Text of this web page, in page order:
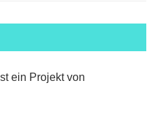
ein Projekt von